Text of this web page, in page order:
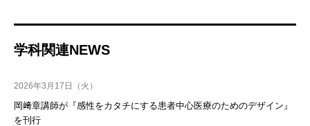
学科関連NEWS
2026年3月17日（火）
岡﨑章講師が『感性をカタチにする患者中心医療のためのデザイン』
を刊行